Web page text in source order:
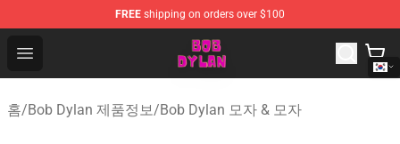
FREE shipping on orders over $100
Open menu
Bob Dylan Store - Official Bob Dylan Merchandise Shop
홈/Bob Dylan 제품정보/Bob Dylan 모자 & 모자